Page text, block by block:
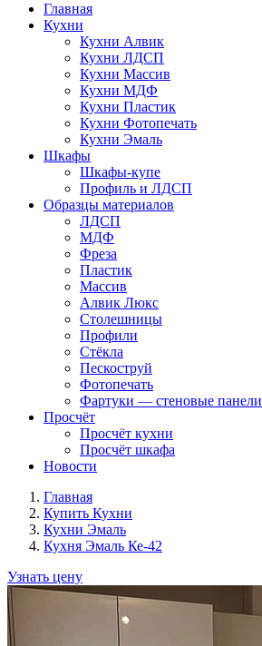
Главная
Кухни
Кухни Алвик
Кухни ЛДСП
Кухни Массив
Кухни МДФ
Кухни Пластик
Кухни Фотопечать
Кухни Эмаль
Шкафы
Шкафы-купе
Профиль и ЛДСП
Образцы материалов
ЛДСП
МДФ
Фреза
Пластик
Массив
Алвик Люкс
Столешницы
Профили
Стёкла
Пескоструй
Фотопечать
Фартуки — стеновые панели
Просчёт
Просчёт кухни
Просчёт шкафа
Новости
Главная
Купить Кухни
Кухни Эмаль
Кухня Эмаль Ке-42
Узнать цену